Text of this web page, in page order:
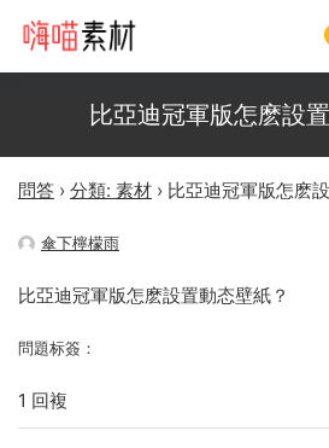
比亞迪冠軍版怎麽設
問答 › 分類: 素材 › 比亞迪冠軍版怎麽
傘下檸檬雨
比亞迪冠軍版怎麽設置動态壁紙？
問題标簽：
1 回複